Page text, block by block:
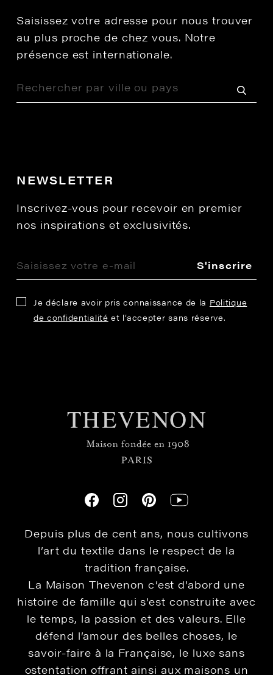
Saisissez votre adresse pour nous trouver
au plus proche de chez vous. Notre
présence est internationale.
NEWSLETTER
Inscrivez-vous pour recevoir en premier
nos inspirations et exclusivités.
S'inscrire
Je déclare avoir pris connaissance de la Politique
de confidentialité et l’accepter sans réserve.
Depuis plus de cent ans, nous cultivons
l’art du textile dans le respect de la
tradition française.
La Maison Thevenon c’est d’abord une
histoire de famille qui s’est construite avec
le temps, la passion et des valeurs. Elle
défend l’amour des belles choses, le
savoir-faire à la Française, le luxe sans
ostentation offrant ainsi aux maisons un